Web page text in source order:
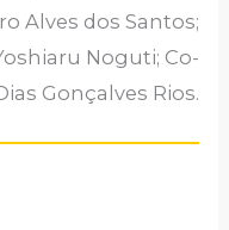
Alves dos Santos;
Noguti; Co-
Gonçalves Rios.